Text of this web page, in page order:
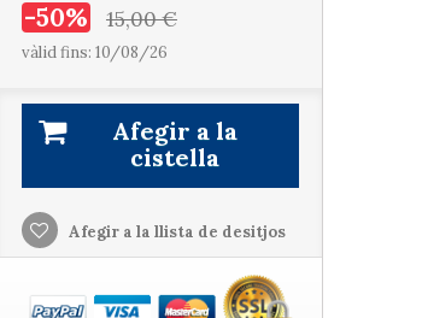
-50% 15,00 €
vàlid fins: 10/08/26
Afegir a la
cistella
Afegir a la llista de desitjos